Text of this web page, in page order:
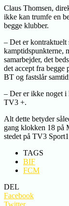
Claus Thomsen,
ikke kan trumfe en
begge klubber.
– Det er kontraktuelt
kamptidspunkterne,
samarbejder, det
det accept fra begge
BT og fastslår
– Der er ikke noget i
TV3 +.
Alt dette betyder
gang klokken 18 på
stedet på TV3
TAGS
BIF
FCM
DEL
Facebook
Twitter